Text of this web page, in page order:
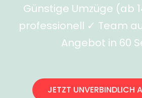
Günstige Umzüge (ab
professionell ✓ Team
Angebot in 60
JETZT UNVERBINDLICH